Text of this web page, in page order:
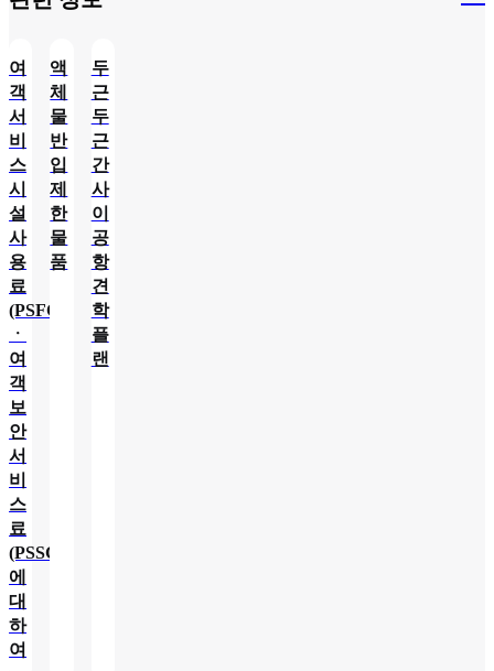
여
객
서
비
스
시
설
사
용
료
(PSFC)
ㆍ
여
객
보
안
서
비
스
료
(PSSC)
에
대
하
여
액
체
물
반
입
제
한
물
품
두
근
두
근
간
사
이
공
항
견
학
플
랜